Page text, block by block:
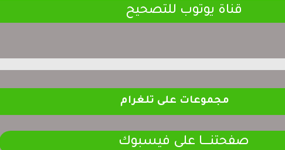
قناة يوتوب للتصحيح
مجموعات على تلغرام
صفحتنــــــا على فيسبوك